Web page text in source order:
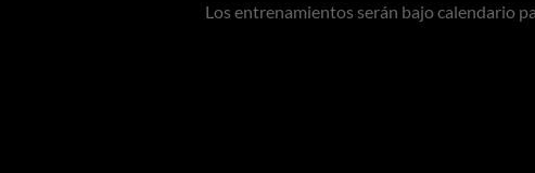
Los entrenamientos serán bajo calendario